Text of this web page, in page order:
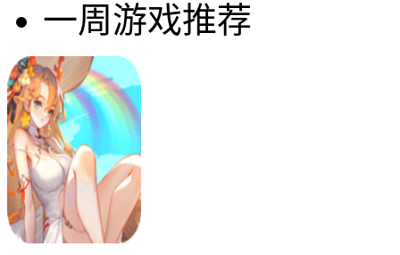
一周游戏推荐